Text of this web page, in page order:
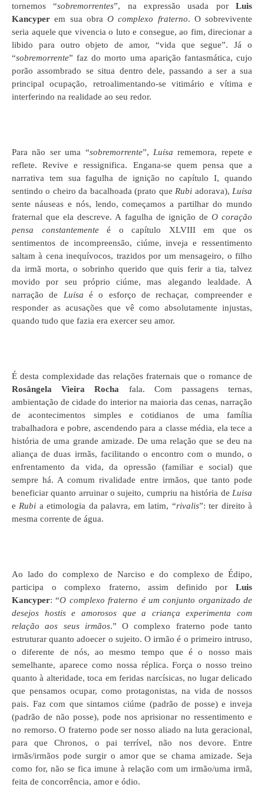
tornemos “sobremorrentes”, na expressão usada porLuis
Kancyper em sua obra O complexo fraterno. O sobrevivente
seria aquele que vivencia o luto e consegue, ao fim, direcionar a
libido para outro objeto de amor, “vida que segue”. Já o
“sobremorrente” faz do morto uma aparição fantasmática, cujo
porão assombrado se situa dentro dele, passando a ser a sua
principal ocupação, retroalimentando-se vitimário e vítima e
interferindo na realidade ao seu redor.
Para não ser uma “sobremorrente”, Luísa rememora, repete e
reflete. Revive e ressignifica. Engana-se quem pensa que a
narrativa tem sua fagulha de ignição no capítulo I, quando
sentindo o cheiro da bacalhoada (prato que Rubi adorava), Luísa
sente náuseas e nós, lendo, começamos a partilhar do mundo
fraternal que ela descreve. A fagulha de ignição de O coração
pensa constantementeé o capítulo XLVIII em que os
sentimentos de incompreensão, ciúme, inveja e ressentimento
saltam à cena inequívocos, trazidos por um mensageiro, o filho
da irmã morta, o sobrinho querido que quis ferir a tia, talvez
movido por seu próprio ciúme, mas alegando lealdade. A
narração de Luísa é o esforço de rechaçar, compreender e
responder as acusações que vê como absolutamente injustas,
quando tudo que fazia era exercer seu amor.
É desta complexidade das relações fraternais que o romance de
Rosângela Vieira Rocha fala. Com passagens ternas,
ambientação de cidade do interior na maioria das cenas, narração
de acontecimentos simples e cotidianos de uma família
trabalhadora e pobre, ascendendo para a classe média, ela tece a
história de uma grande amizade. De uma relação que se deu na
aliança de duas irmãs, facilitando o encontro com o mundo, o
enfrentamento da vida, da opressão (familiar e social) que
sempre há. A comum rivalidade entre irmãos, que tanto pode
beneficiar quanto arruinar o sujeito, cumpriu na história de Luisa
e Rubi a etimologia da palavra, em latim, “rivalis”: ter direito à
mesma corrente de água.
Ao lado do complexo de Narciso e do complexo de Édipo,
participa o complexo fraterno, assim definido por Luis
Kancyper: “O complexo fraterno é um conjunto organizado de
desejos hostis e amorosos que a criança experimenta com
relação aos seus irmãos.” O complexo fraterno pode tanto
estruturar quanto adoecer o sujeito. O irmão é o primeiro intruso,
o diferente de nós, ao mesmo tempo que é o nosso mais
semelhante, aparece como nossa réplica. Força o nosso treino
quanto à alteridade, toca em feridas narcísicas, no lugar delicado
que pensamos ocupar, como protagonistas, na vida de nossos
pais. Faz com que sintamos ciúme (padrão de posse) e inveja
(padrão de não posse), pode nos aprisionar no ressentimento e
no remorso. O fraterno pode ser nosso aliado na luta geracional,
para que Chronos, o pai terrível, não nos devore. Entre
irmãs/irmãos pode surgir o amor que se chama amizade. Seja
como for, não se fica imune à relação com um irmão/uma irmã,
feita de concorrência, amor e ódio.